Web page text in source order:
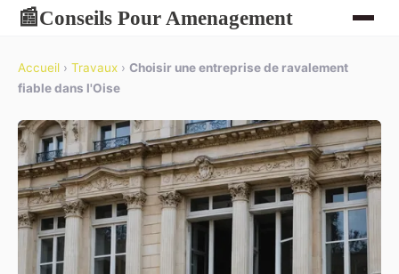
📰Conseils Pour Amenagement
Accueil › Travaux › Choisir une entreprise de ravalement
fiable dans l'Oise